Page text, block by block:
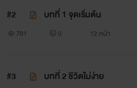
#2 บทที่ 1 จุดเริ่มต้น
781 0 12 หน้า
#3 บทที่ 2 ชีวิตไม่ง่าย